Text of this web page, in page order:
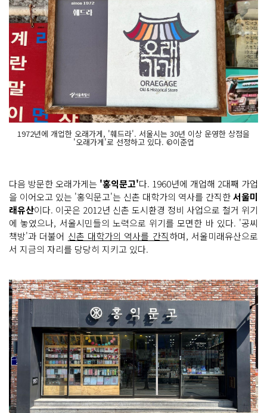
1972년에 개업한 오래가게, '훼드라'. 서울시는 30년 이상 운영한 상점을
'오래가게'로 선정하고 있다. ©이준엽
다음 방문한 오래가게는 '홍익문고'다. 1960년에 개업해 2대째 가업
을 이어오고 있는 '홍익문고'는 신촌 대학가의 역사를 간직한서울미
래유산이다. 이곳은 2012년 신촌 도시환경 정비 사업으로 철거 위기
에 놓였으나, 서울시민들의 노력으로 위기를 모면한 바 있다. '공씨
책방'과 더불어 신촌 대학가의 역사를 간직하며, 서울미래유산으로
서 지금의 자리를 당당히 지키고 있다.